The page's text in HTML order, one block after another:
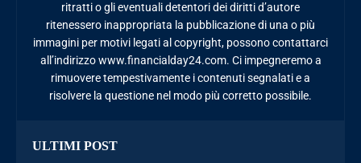
ritratti o gli eventuali detentori dei diritti d’autore
ritenessero inappropriata la pubblicazione di una o più
immagini per motivi legati al copyright, possono contattarci
all’indirizzo www.financialday24.com. Ci impegneremo a
rimuovere tempestivamente i contenuti segnalati e a
risolvere la questione nel modo più corretto possibile.
ULTIMI POST